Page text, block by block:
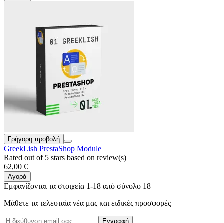
Γρήγορη προβολή
GreekLish PrestaShop Module
Rated out of 5 stars based on review(s)
62,00 €
Αγορά
Εμφανίζονται τα στοιχεία 1-18 από σύνολο 18
Μάθετε τα τελευταία νέα μας και ειδικές προσφορές